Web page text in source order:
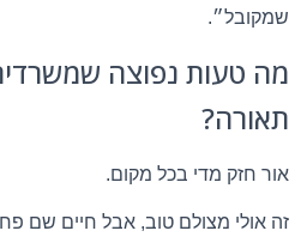
שמקובל״.
מה טעות נפוצה
תאורה?
אור חזק מדי בכל מקום.
זה אולי מצולם טוב, אבל חיים שם